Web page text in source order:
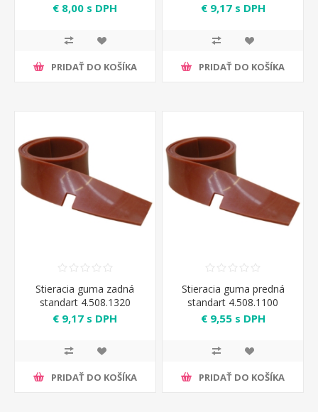
€ 8,00 s DPH
PRIDAŤ DO KOŠÍKA
€ 9,17 s DPH
PRIDAŤ DO KOŠÍKA
Stieracia guma zadná
standart 4.508.1320
€ 9,17 s DPH
PRIDAŤ DO KOŠÍKA
Stieracia guma predná
standart 4.508.1100
€ 9,55 s DPH
PRIDAŤ DO KOŠÍKA